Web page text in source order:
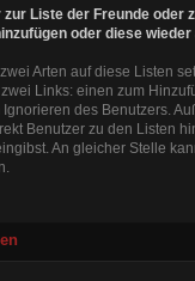
Liste der Freunde oder
oder diese
Arten auf diese Listen
Links: einen zum
des Benutzers.
Benutzer zu den Listen
An gleicher Stelle